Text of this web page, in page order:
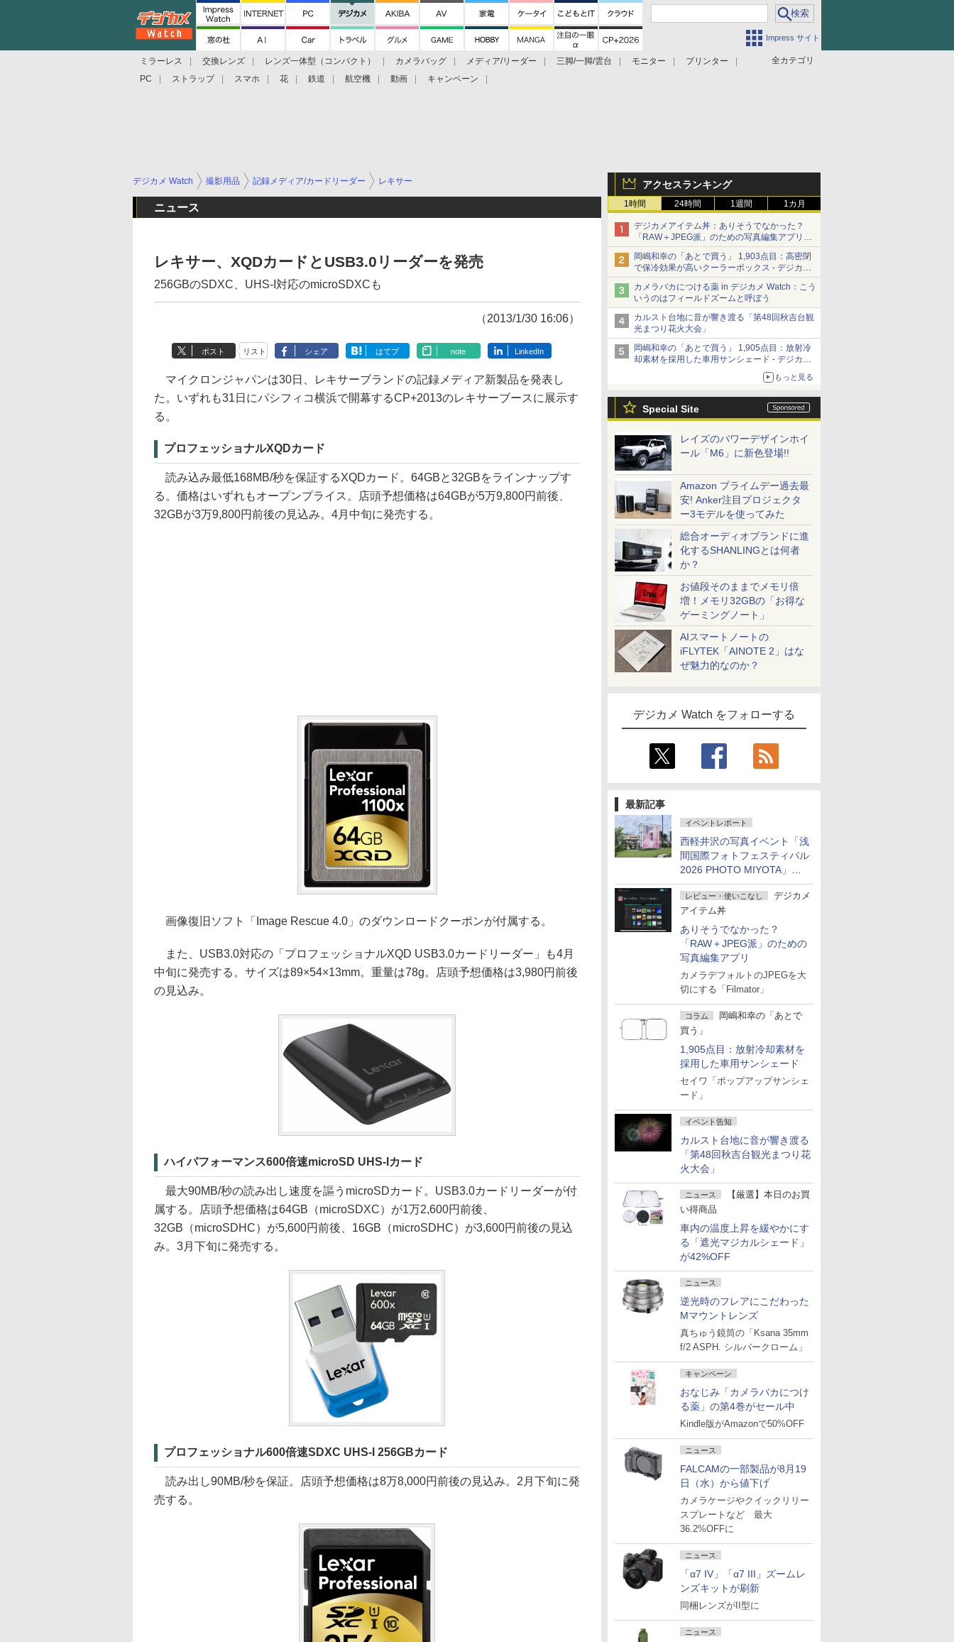
Impress サイト
全カテゴリ
ミラーレス 交換レンズ レンズ一体型（コンパクト） カメラバッグ メディア/リーダー 三脚/一脚/雲台 モニター
プリンター
PC
ストラップ スマホ 花 鉄道 航空機 動画 キャンペーン
アクセスランキング
1時間 24時間 1週間 1カ月
デジカメアイテム丼：ありそうでなかった？
「RAW＋JPEG派」のための写真編集アプリ
カメラデフォルトのJPEGを大切にする
「Filmator」
岡嶋和幸の「あとで買う」 1,903点目：高密閉
で保冷効果が高いクーラーボックス - デジカメ
Watch
カメラバカにつける薬 in デジカメ Watch：こう
いうのはフィールドズームと呼ぼう
カルスト台地に音が響き渡る「第48回秋吉台観
光まつり花火大会」
岡嶋和幸の「あとで買う」 1,905点目：放射冷
却素材を採用した車用サンシェード - デジカメ
もっと見る
Special Site
レイズのパワーデザインホイ
ール「M6」に新色登場!!
Amazon プライムデー過去最
安! Anker注目プロジェクタ
ー3モデルを使ってみた
総合オーディオブランドに進
化するSHANLINGとは何者
か？
お値段そのままでメモリ倍
増！メモリ32GBの「お得な
ゲーミングノート」
AIスマートノートの
iFLYTEK「AINOTE 2」はな
ぜ魅力的なのか？
デジカメ Watch をフォローする
最新記事
イベントレポート
西軽井沢の写真イベント「浅
間国際フォトフェスティバル
2026 PHOTO MIYOTA」が
開幕
レビュー・使いこなし
デジカメ
アイテム丼
ありそうでなかった？
「RAW＋JPEG派」のための
写真編集アプリ
カメラデフォルトのJPEGを大
切にする「Filmator」
コラム
岡嶋和幸の「あとで
買う」
1,905点目：放射冷却素材を
採用した車用サンシェード
セイワ「ポップアップサンシェ
ード」
イベント告知
カルスト台地に音が響き渡る
「第48回秋吉台観光まつり花
火大会」
ニュース
【厳選】本日のお買
い得商品
車内の温度上昇を緩やかにす
る「遮光マジカルシェード」
が42%OFF
ニュース
逆光時のフレアにこだわった
Mマウントレンズ
真ちゅう鏡筒の「Ksana 35mm
f/2 ASPH. シルバークローム」
キャンペーン
おなじみ「カメラバカにつけ
る薬」の第4巻がセール中
Kindle版がAmazonで50%OFF
ニュース
FALCAMの一部製品が8月19
日（水）から値下げ
カメラケージやクイックリリー
スプレートなど 最大
36.2%OFFに
ニュース
「α7 IV」「α7 III」ズームレ
ンズキットが刷新
同梱レンズがII型に
ニュース
デジカメ Watch 撮影用品 記録メディア/カードリーダー レキサー
ニュース
レキサー、XQDカードとUSB3.0リーダーを発売
256GBのSDXC、UHS-I対応のmicroSDXCも
（2013/1/30 16:06）
ポスト リスト シェア はてブ note LinkedIn
マイクロンジャパンは30日、レキサーブランドの記録メディア新製品を発表し
た。いずれも31日にパシフィコ横浜で開幕するCP+2013のレキサーブースに展示す
る。
プロフェッショナルXQDカード
読み込み最低168MB/秒を保証するXQDカード。64GBと32GBをラインナップす
る。価格はいずれもオープンプライス。店頭予想価格は64GBが5万9,800円前後、
32GBが3万9,800円前後の見込み。4月中旬に発売する。
画像復旧ソフト「Image Rescue 4.0」のダウンロードクーポンが付属する。
また、USB3.0対応の「プロフェッショナルXQD USB3.0カードリーダー」も4月
中旬に発売する。サイズは89×54×13mm。重量は78g。店頭予想価格は3,980円前後
の見込み。
ハイパフォーマンス600倍速microSD UHS-Iカード
最大90MB/秒の読み出し速度を謳うmicroSDカード。USB3.0カードリーダーが付
属する。店頭予想価格は64GB（microSDXC）が1万2,600円前後、
32GB（microSDHC）が5,600円前後、16GB（microSDHC）が3,600円前後の見込
み。3月下旬に発売する。
プロフェッショナル600倍速SDXC UHS-I 256GBカード
読み出し90MB/秒を保証。店頭予想価格は8万8,000円前後の見込み。2月下旬に発
売する。